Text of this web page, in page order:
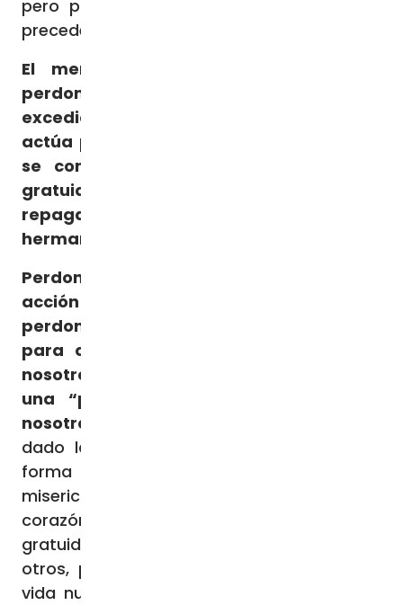
pero para nada comparable con la cifra
precedente, que el señor había perdonado.
El mensaje de Jesús es claro: Dios
perdona de forma incalculable,
excediendo cualquier medida. Él es así,
actúa por amor y por gratuidad. Dios no
se compra, Dios es gratuito, es todo
gratuidad. Nosotros no podemos
repagarlo pero, cuando perdonamos al
hermano o a la hermana, lo imitamos.
Perdonar no es por tanto una buena
acción que se puede hacer o no hacer:
perdonar es una condición fundamental
para quien es cristiano. Cada uno de
nosotros, de hecho, es un “perdonado” o
una “perdonada”: no olvidemos esto,
nosotros somos perdonados
dado la vida por nosotros y de ninguna
forma podremos compensar su
misericordia, que Él no retira nunca del
corazón. Pero, correspondiendo a su
gratuidad, es decir perdonándonos unos a
otros, podemos testimoniarlo, sembrando
vida nueva en torno a nosotros. Fuera del